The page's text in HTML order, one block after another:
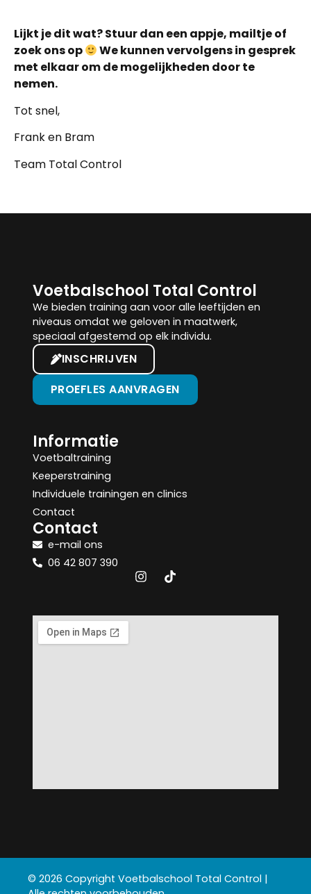
Lijkt je dit wat? Stuur dan een appje, mailtje of
zoek ons op
We kunnen vervolgens in gesprek
met elkaar om de mogelijkheden door te
nemen.
Tot snel,
Frank en Bram
Team Total Control
Voetbalschool Total Control
We bieden training aan voor alle leeftijden en
niveaus omdat we geloven in maatwerk,
speciaal afgestemd op elk individu.
INSCHRIJVEN
PROEFLES AANVRAGEN
Informatie
Voetbaltraining
Keeperstraining
Individuele trainingen en clinics
Contact
Contact
e-mail ons
06 42 807 390
© 2026 Copyright Voetbalschool Total Control |